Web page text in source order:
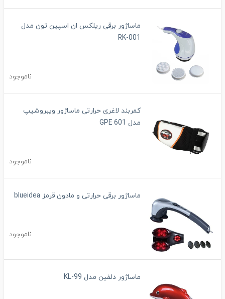
ماساژور برقی ریلکس ان اسپین تون مدل
RK-001
ناموجود
کمربند لاغری حرارتی ماساژور ویبروشیپ
مدل GPE 601
ناموجود
ماساژور برقی حرارتی و مادون قرمز blueidea
ناموجود
ماساژور دلفین مدل KL-99